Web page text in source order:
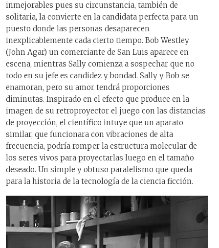
inmejorables pues su circunstancia, también de
solitaria, la convierte en la candidata perfecta para un
puesto donde las personas desaparecen
inexplicablemente cada cierto tiempo. Bob Westley
(John Agar) un comerciante de San Luis aparece en
escena, mientras Sally comienza a sospechar que no
todo en su jefe es candidez y bondad. Sally y Bob se
enamoran, pero su amor tendrá proporciones
diminutas. Inspirado en el efecto que produce en la
imagen de su retroproyector el juego con las distancias
de proyección, el científico intuye que un aparato
similar, que funcionara con vibraciones de alta
frecuencia, podría romper la estructura molecular de
los seres vivos para proyectarlas luego en el tamaño
deseado. Un simple y obtuso paralelismo que queda
para la historia de la tecnología de la ciencia ficción.